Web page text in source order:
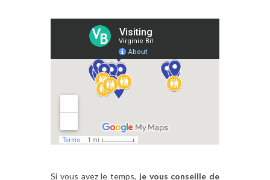
Si vous avez le temps, je vous conseille de